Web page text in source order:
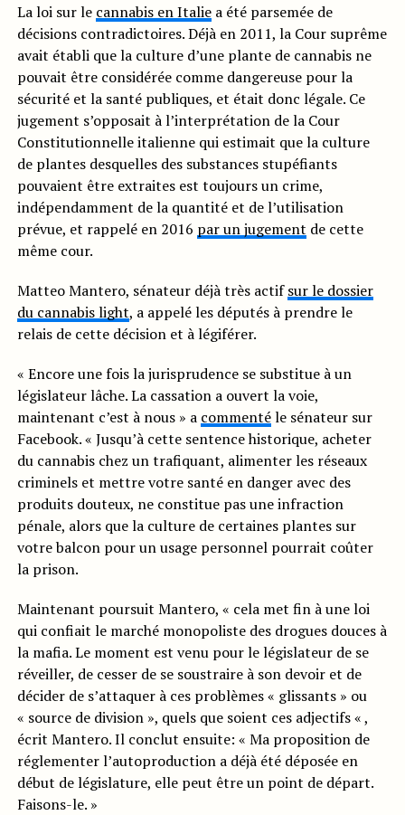
La loi sur le cannabis en Italiea été parsemée de
décisions contradictoires. Déjà en 2011, la Cour suprême
avait établi que la culture d’une plante de cannabis ne
pouvait être considérée comme dangereuse pour la
sécurité et la santé publiques, et était donc légale. Ce
jugement s’opposait à l’interprétation de la Cour
Constitutionnelle italienne qui estimait que la culture
de plantes desquelles des substances stupéfiants
pouvaient être extraites est toujours un crime,
indépendamment de la quantité et de l’utilisation
prévue, et rappelé en 2016 par un jugement de cette
même cour.
Matteo Mantero, sénateur déjà très actifsur le dossier
du cannabis light, a appelé les députés à prendre le
relais de cette décision et à légiférer.
« Encore une fois la jurisprudence se substitue à un
législateur lâche. La cassation a ouvert la voie,
maintenant c’est à nous » a commentéle sénateur sur
Facebook. « Jusqu’à cette sentence historique, acheter
du cannabis chez un trafiquant, alimenter les réseaux
criminels et mettre votre santé en danger avec des
produits douteux, ne constitue pas une infraction
pénale, alors que la culture de certaines plantes sur
votre balcon pour un usage personnel pourrait coûter
la prison.
Maintenant poursuit Mantero, « cela met fin à une loi
qui confiait le marché monopoliste des drogues douces à
la mafia. Le moment est venu pour le législateur de se
réveiller, de cesser de se soustraire à son devoir et de
décider de s’attaquer à ces problèmes « glissants » ou
« source de division », quels que soient ces adjectifs « ,
écrit Mantero. Il conclut ensuite: « Ma proposition de
réglementer l’autoproduction a déjà été déposée en
début de législature, elle peut être un point de départ.
Faisons-le. »